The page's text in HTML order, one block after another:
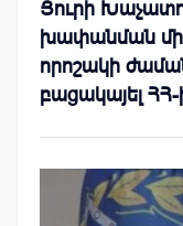
Յուրի
խափանման
որոշակի
բացակայել ՀՀ-